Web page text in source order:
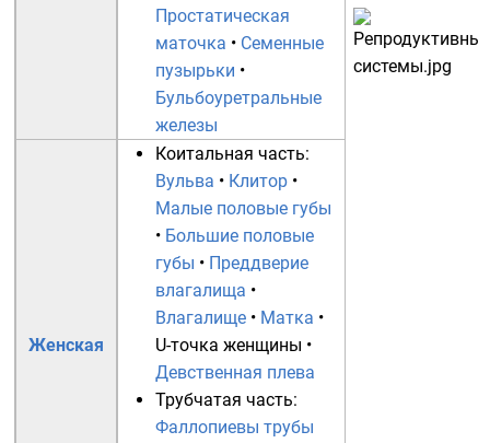
Простатическая
маточка • Семенные
пузырьки •
Бульбоуретральные
железы
Женская
Коитальная часть:
Вульва • Клитор •
Малые половые губы
• Большие половые
губы • Преддверие
влагалища •
Влагалище • Матка •
U-точка женщины •
Девственная плева
Трубчатая часть:
Фаллопиевы трубы